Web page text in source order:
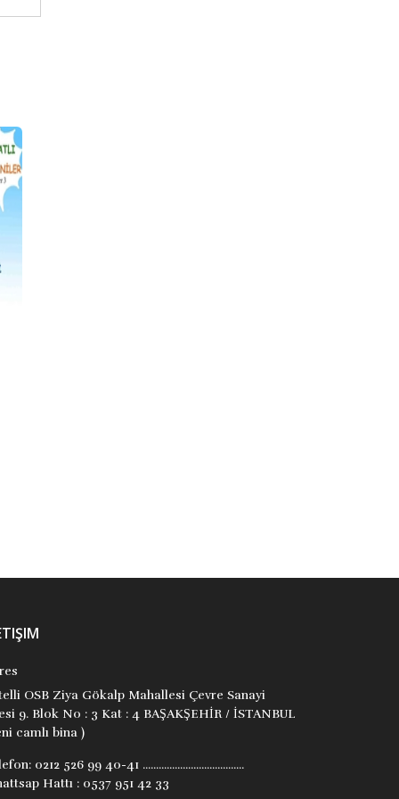
OSB Ziya Gökalp Mahallesi Çevre Sanayi
9. Blok No : 3 Kat : 4 BAŞAKŞEHİR / İSTANBUL
camlı bina )
0212 526 99 40-41 ......................................
Hattı : 0537 951 42 33